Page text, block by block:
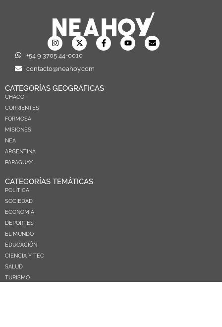
+54 9 3705 44-0010
contacto@neahoy.com
CATEGORÍAS GEOGRÁFICAS
CHACO
CORRIENTES
FORMOSA
MISIONES
NEA
ARGENTINA
PARAGUAY
CATEGORÍAS TEMÁTICAS
POLÍTICA
SOCIEDAD
ECONOMIA
DEPORTES
EL MUNDO
EDUCACIÓN
CIENCIA Y TEC
SALUD
TURISMO